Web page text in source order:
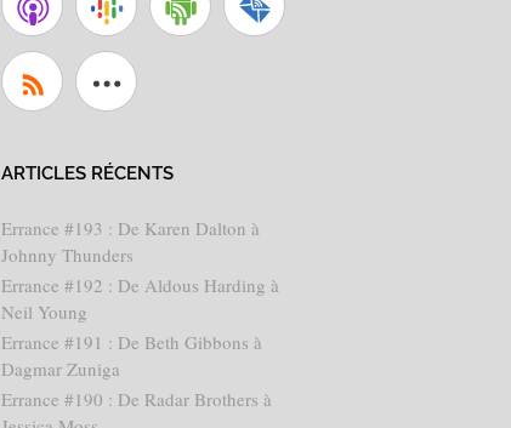
ARTICLES RÉCENTS
Errance #193 : De Karen Dalton à
Johnny Thunders
Errance #192 : De Aldous Harding à
Neil Young
Errance #191 : De Beth Gibbons à
Dagmar Zuniga
Errance #190 : De Radar Brothers à